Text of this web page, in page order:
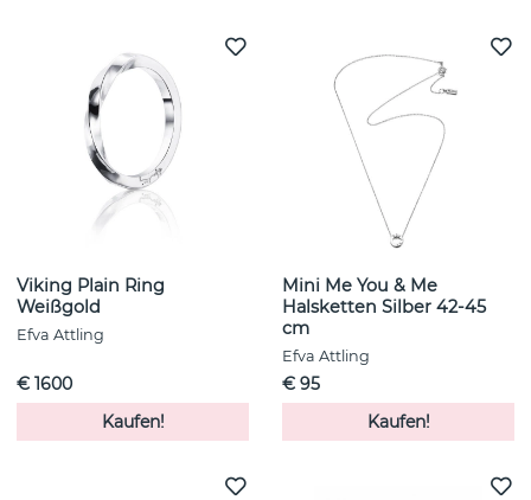
Viking Plain Ring
Weißgold
Efva Attling
€ 1600
Kaufen!
Mini Me You & Me
Halsketten Silber 42-45
cm
Efva Attling
€ 95
Kaufen!